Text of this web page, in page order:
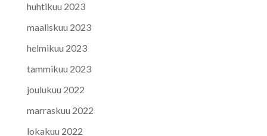
huhtikuu 2023
maaliskuu 2023
helmikuu 2023
tammikuu 2023
joulukuu 2022
marraskuu 2022
lokakuu 2022